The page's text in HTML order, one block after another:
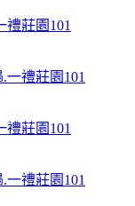
禮莊園101
禮莊園101